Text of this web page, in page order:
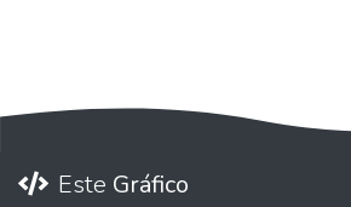
Este Gráfico